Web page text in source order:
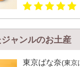
ャンルのお土産
東京ばな奈(東京